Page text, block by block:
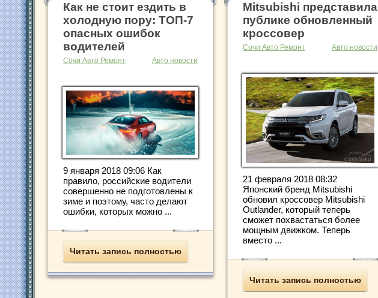
Как не стоит ездить в
холодную пору: ТОП-7
опасных ошибок
водителей
Сочи Авто Ремонт Авто новости
9 января 2018 09:06 Как
правило, российские водители
совершенно не подготовлены к
зиме и поэтому, часто делают
ошибки, которых можно ...
Читать запись полностью
Mitsubishi представила
публике обновленный
кроссовер
Сочи Авто Ремонт Авто новости
21 февраля 2018 08:32
Японский бренд Mitsubishi
обновил кроссовер Mitsubishi
Outlander, который теперь
сможет похвастаться более
мощным движком. Теперь
вместо ...
Читать запись полностью